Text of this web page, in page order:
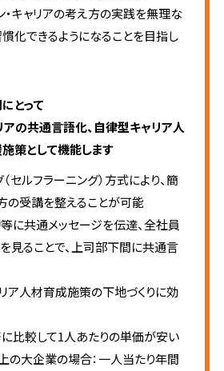
・キャリアの考え方の実践を無理な
慣化できるようになることを目指し
とって
の共通言語化、自律型キャリア人
策として機能します
セルフラーニング）方式により、簡
の受講を整えることが可能
に共通メッセージを伝達、全社員
見ることで、上司部下間に共通言
ア人材育成施策の下地づくりに効
比較して1人あたりの単価が安い
の大企業の場合：一人当たり年間